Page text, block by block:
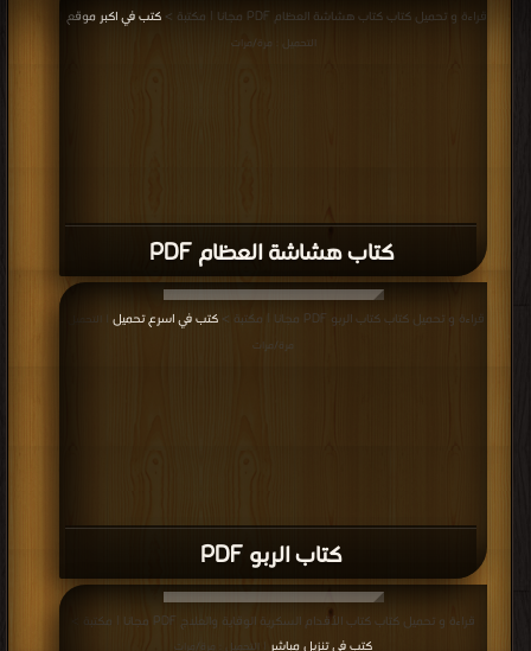
كتاب هشاشة العظام PDF
التحميل : مرة/مرات
كتاب الربو PDF
قراءة و تحميل كتاب كتاب الربو PDF مجانا | مكتبة > كتب في اسرع تحميل
| التحميل :
مرة/مرات
قراءة و تحميل كتاب كتاب الأقدام السكرية الوقاية والعلاج PDF مجانا | مكتبة >
كتب في تنزيل مباشر| التحميل : مرة/مرات